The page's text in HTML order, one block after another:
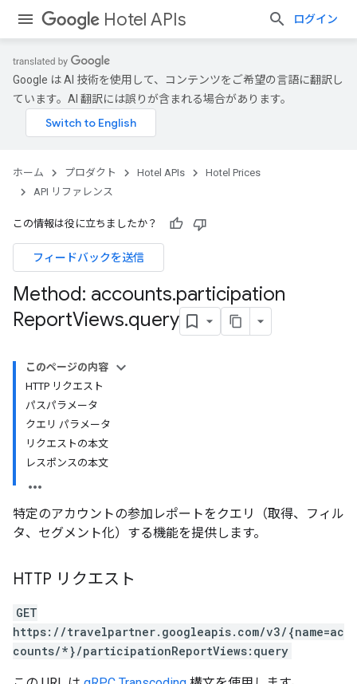
Hotel APIs ログイン
Google は AI 技術を使用して、コンテンツをご希望の言語に翻訳し
ています。AI 翻訳には誤りが含まれる場合があります。
ホーム プロダクト Hotel APIs
Hotel Prices
API リファレンス
この情報は役に立ちましたか？
フィードバックを送信
Method: accounts.participation
ReportViews.query
このページの内容
HTTP リクエスト
パスパラメータ
クエリ パラメータ
リクエストの本文
レスポンスの本文
特定のアカウントの参加レポートをクエリ（取得、フィル
タ、セグメント化）する機能を提供します。
HTTP リクエスト
GET
https://travelpartner.googleapis.com/v3/{name=ac
counts/*}/participationReportViews:query